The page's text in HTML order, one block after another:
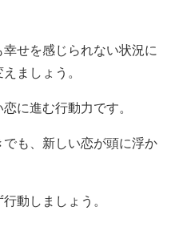
せを感じられない状況に
ましょう。
に進む行動力です。
も、新しい恋が頭に浮か
動しましょう。